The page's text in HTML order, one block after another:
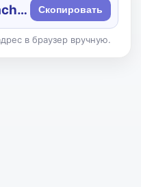
https://games.bigbeach.ru/ Скопировать
в браузер вручную.